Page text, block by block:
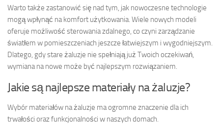
Warto także zastanowić się nad tym, jak nowoczesne technologie
mogą wpłynąć na komfort użytkowania. Wiele nowych modeli
oferuje możliwość sterowania zdalnego, co czyni zarządzanie
światłem w pomieszczeniach jeszcze łatwiejszym i wygodniejszym.
Dlatego, gdy stare żaluzje nie spełniają już Twoich oczekiwań,
wymiana na nowe może być najlepszym rozwiązaniem.
Jakie są najlepsze materiały na żaluzje?
Wybór materiałów na żaluzje ma ogromne znaczenie dla ich
trwałości oraz funkcjonalności w naszych domach.